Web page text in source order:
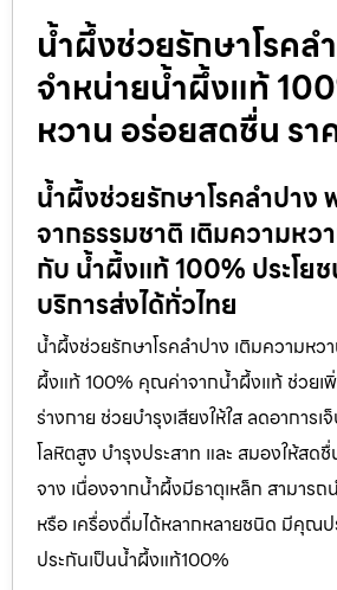
น้ำผึ้งช่วยรักษาโรคล
จำหน่ายน้ำผึ้งแท้
หวาน อร่อยสดชื่น รา
น้ำผึ้งช่วยรักษาโรคลำปาง
จากธรรมชาติ เติมความหว
กับ น้ำผึ้งแท้ 100% ประโย
บริการส่งได้ทั่วไทย
น้ำผึ้งช่วยรักษาโรคลำปาง เติมความหว
ผึ้งแท้ 100% คุณค่าจากน้ำผึ้งแท้ ช่วยเ
ร่างกาย ช่วยบำรุงเสียงให้ใส ลดอาการ
โลหิตสูง บำรุงประสาท และ สมองให้สด
จาง เนื่องจากน้ำผึ้งมีธาตุเหล็ก สามารถ
หรือ เครื่องดื่มได้หลากหลายชนิด มีคุณป
ประกันเป็นน้ำผึ้งแท้100%